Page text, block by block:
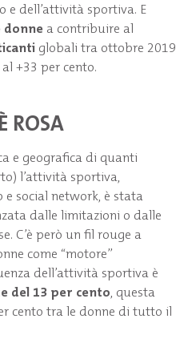
e dell’attività sportiva. E
a contribuire al
globali tra ottobre 2019
+33 per cento.
ROSA
e geografica di quanti
l’attività sportiva,
e social network, è stata
dalle limitazioni o dalle
C’è però un fil rouge a
come “motore”
dell’attività sportiva è
del 13 per cento, questa
cento tra le donne di tutto il